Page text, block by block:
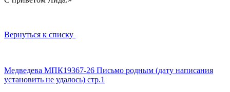
Вернуться к списку
Медведева МПК19367-26 Письмо родным (дату написания
установить не удалось) стр.1